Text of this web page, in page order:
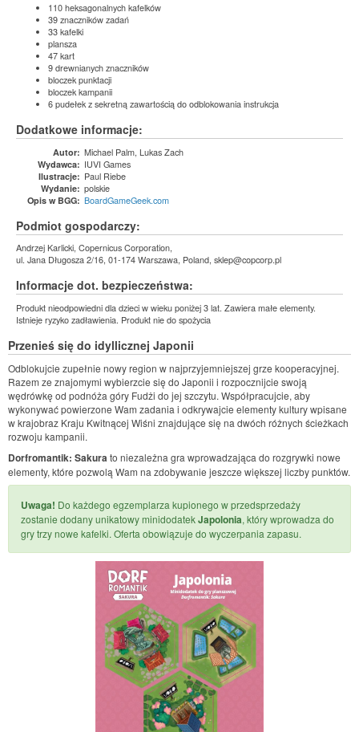
110 heksagonalnych kafelków
39 znaczników zadań
33 kafelki
plansza
47 kart
9 drewnianych znaczników
bloczek punktacji
bloczek kampanii
6 pudełek z sekretną zawartością do odblokowania instrukcja
Dodatkowe informacje:
Autor: Michael Palm, Lukas Zach
Wydawca: IUVI Games
Ilustracje: Paul Riebe
Wydanie: polskie
Opis w BGG: BoardGameGeek.com
Podmiot gospodarczy:
Andrzej Karlicki, Copernicus Corporation,
ul. Jana Długosza 2/16, 01-174 Warszawa, Poland, sklep@copcorp.pl
Informacje dot. bezpieczeństwa:
Produkt nieodpowiedni dla dzieci w wieku poniżej 3 lat. Zawiera małe elementy.
Istnieje ryzyko zadławienia. Produkt nie do spożycia
Przenieś się do idyllicznej Japonii
Odblokujcie zupełnie nowy region w najprzyjemniejszej grze kooperacyjnej.
Razem ze znajomymi wybierzcie się do Japonii i rozpocznijcie swoją
wędrówkę od podnóża góry Fudżi do jej szczytu. Współpracujcie, aby
wykonywać powierzone Wam zadania i odkrywajcie elementy kultury wpisane
w krajobraz Kraju Kwitnącej Wiśni znajdujące się na dwóch różnych ścieżkach
rozwoju kampanii.
Dorfromantik: Sakura to niezależna gra wprowadzająca do rozgrywki nowe
elementy, które pozwolą Wam na zdobywanie jeszcze większej liczby punktów.
Uwaga! Do każdego egzemplarza kupionego w przedsprzedaży
zostanie dodany unikatowy minidodatekJapolonia, który wprowadza do
gry trzy nowe kafelki. Oferta obowiązuje do wyczerpania zapasu.